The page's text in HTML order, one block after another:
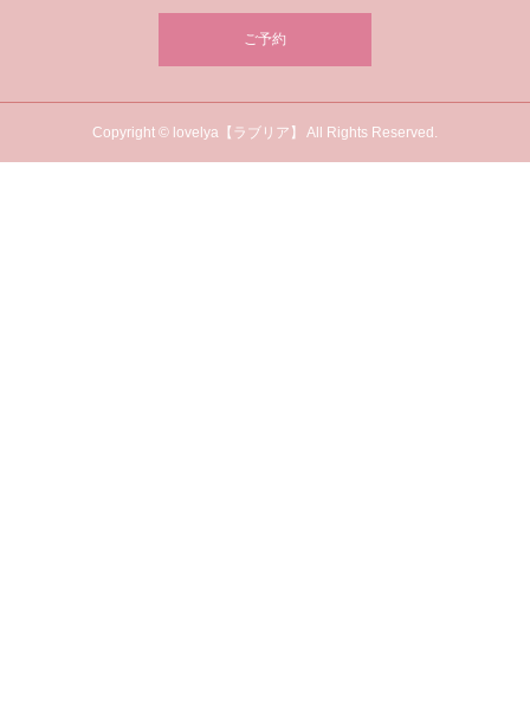
ご予約
Copyright © lovelya【ラブリア】 All Rights Reserved.